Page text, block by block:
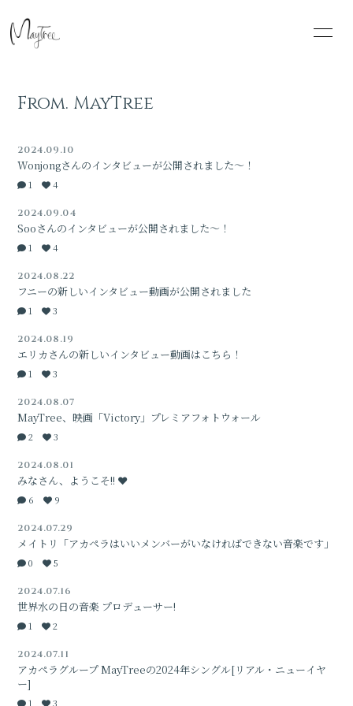
DISCOGRAPHY
BLOG
MOVIE
PHOTO
無料会員登録 ログイン
From. MayTree
2024.09.10
Wonjongさんのインタビューが公開されました～！
1 4
2024.09.04
Sooさんのインタビューが公開されました～！
1 4
2024.08.22
フニーの新しいインタビュー動画が公開されました
1 3
2024.08.19
エリカさんの新しいインタビュー動画はこちら！
1 3
2024.08.07
MayTree、映画「Victory」プレミアフォトウォール
2 3
2024.08.01
みなさん、ようこそ!! ❤️
6 9
2024.07.29
メイトリ「アカペラはいいメンバーがいなければできない音楽です」
0 5
2024.07.16
世界水の日の音楽 プロデューサー!
1 2
2024.07.11
アカペラグループ MayTreeの2024年シングル[リアル・ニューイヤ
ー]
1 3